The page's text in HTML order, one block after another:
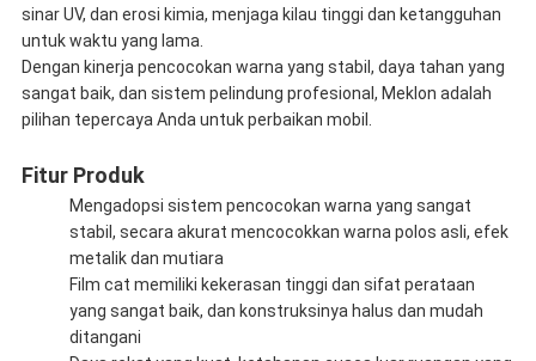
sinar UV, dan erosi kimia, menjaga kilau tinggi dan ketangguhan
untuk waktu yang lama.
Dengan kinerja pencocokan warna yang stabil, daya tahan yang
sangat baik, dan sistem pelindung profesional, Meklon adalah
pilihan tepercaya Anda untuk perbaikan mobil.
Fitur Produk
Mengadopsi sistem pencocokan warna yang sangat
stabil, secara akurat mencocokkan warna polos asli, efek
metalik dan mutiara
Film cat memiliki kekerasan tinggi dan sifat perataan
yang sangat baik, dan konstruksinya halus dan mudah
ditangani